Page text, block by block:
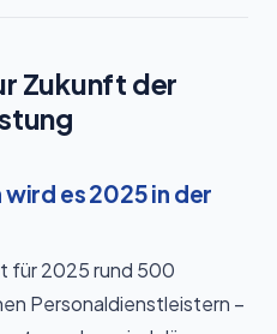
Zukunft der
es 2025 in der
für 2025 rund 500
Personaldienstleistern –